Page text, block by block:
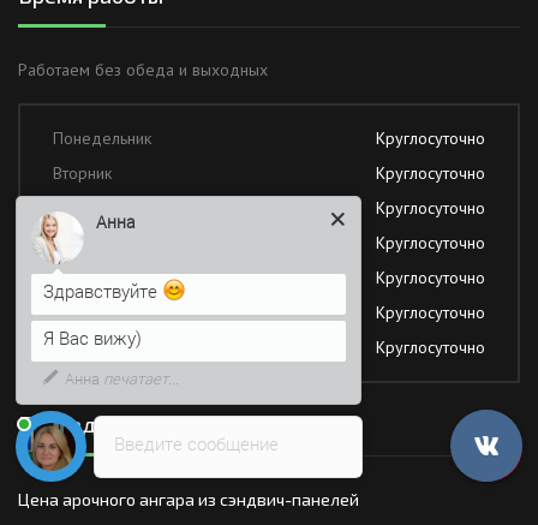
Работаем без обеда и выходных
Понедельник
Круглосуточно
Вторник
Круглосуточно
Среда
Круглосуточно
Четверг
Круглосуточно
Пятница
Круглосуточно
Суббота
Круглосуточно
Воскресение
Круглосуточно
Последние новости
Цена арочного ангара из сэндвич-панелей
Введите сообщение
Здравствуйте
Я Вас вижу)
Напишите сюда свой вопрос.
Возможно, его решение будет
быстрее